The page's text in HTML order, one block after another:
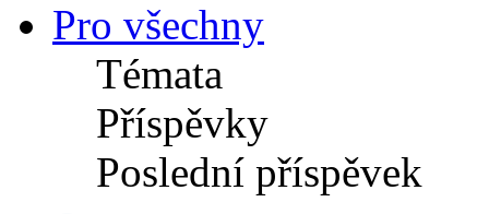
Pro všechny
Témata
Příspěvky
Poslední příspěvek